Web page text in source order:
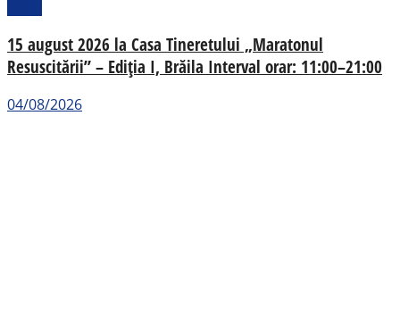
15 august 2026 la Casa Tineretului „Maratonul
Resuscitării” – Ediția I, Brăila Interval orar: 11:00–21:00
04/08/2026